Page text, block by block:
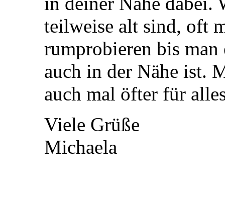
teilweise alt sind, oft
rumprobieren bis
auch in der Nähe ist.
auch mal öfter für
Viele Grüße
Michaela